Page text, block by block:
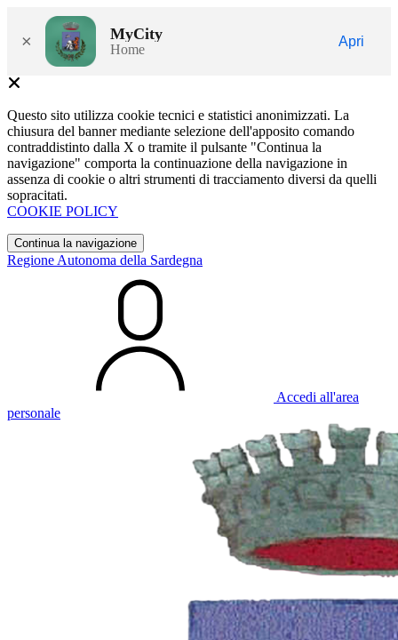
× MyCity
Home
Apri
Questo sito utilizza cookie tecnici e statistici anonimizzati. La
chiusura del banner mediante selezione dell'apposito comando
contraddistinto dalla X o tramite il pulsante "Continua la
navigazione" comporta la continuazione della navigazione in
assenza di cookie o altri strumenti di tracciamento diversi da quelli
sopracitati.
COOKIE POLICY
Continua la navigazione
Regione Autonoma della Sardegna
Accedi all'area
personale